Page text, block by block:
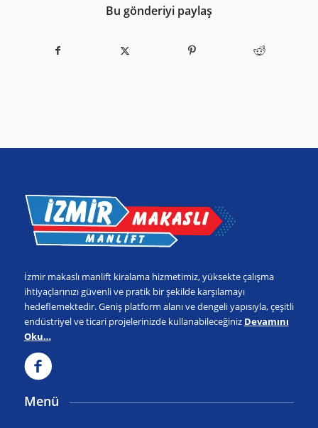
Bu gönderiyi paylaş
İzmir makaslı manlift kiralama hizmetimiz, yüksekte çalışma
ihtiyaçlarınızı güvenli ve pratik bir şekilde karşılamayı
hedeflemektedir. Geniş platform alanı ve dengeli yapısıyla, çeşitli
endüstriyel ve ticari projelerinizde kullanabileceğiniz Devamını
Oku…
Menü